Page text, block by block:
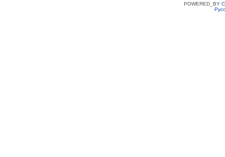
POWERED_BY